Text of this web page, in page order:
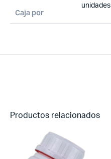
Caja por
unidades
Productos relacionados